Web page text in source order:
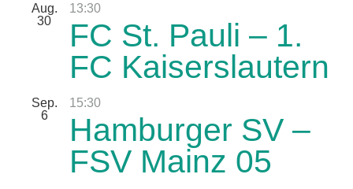
Aug.
30
13:30
FC St. Pauli – 1.
FC Kaiserslautern
Sep.
6
15:30
Hamburger SV –
FSV Mainz 05